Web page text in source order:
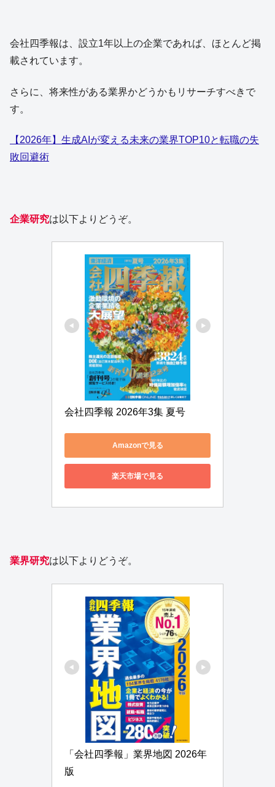
会社四季報は、設立1年以上の企業であれば、ほとんど掲
載されています。
さらに、将来性がある業界かどうかもリサーチすべきで
す。
【2026年】生成AIが変える未来の業界TOP10と転職の失
敗回避術
企業研究は以下よりどうぞ。
会社四季報 2026年3集 夏号
Amazonで見る
楽天市場で見る
業界研究は以下よりどうぞ。
「会社四季報」業界地図 2026年
版